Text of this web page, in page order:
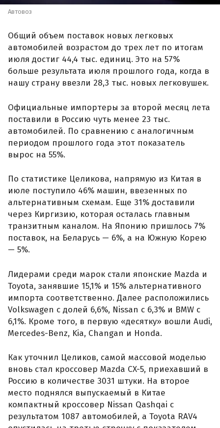
Автовоз
Общий объем поставок новых легковых
автомобилей возрастом до трех лет по итогам
июля достиг 44,4 тыс. единиц. Это на 57%
больше результата июля прошлого года, когда в
нашу страну ввезли 28,3 тыс. новых легковушек.
Официальные импортеры за второй месяц лета
поставили в Россию чуть менее 23 тыс.
автомобилей. По сравнению с аналогичным
периодом прошлого года этот показатель
вырос на 55%.
По статистике Целикова, напрямую из Китая в
июле поступило 46% машин, ввезенных по
альтернативным схемам. Еще 31% доставили
через Киргизию, которая осталась главным
транзитным каналом. На Японию пришлось 7%
поставок, на Беларусь — 6%, а на Южную Корею
— 5%.
Лидерами среди марок стали японские Mazda и
Toyota, занявшие 15,1% и 15% альтернативного
импорта соответственно. Далее расположились
Volkswagen с долей 6,6%, Nissan с 6,3% и BMW с
6,1%. Кроме того, в первую «десятку» вошли Audi,
Mercedes-Benz, Kia, Changan и Honda.
Как уточнил Целиков, самой массовой моделью
вновь стал кроссовер Mazda CX-5, приехавший в
Россию в количестве 3031 штуки. На второе
место поднялся выпускаемый в Китае
компактный кроссовер Nissan Qashqai с
результатом 1087 автомобилей, а Toyota RAV4